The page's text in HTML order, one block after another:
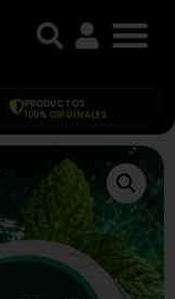
PRODUCTOS
100% ORIGINALES